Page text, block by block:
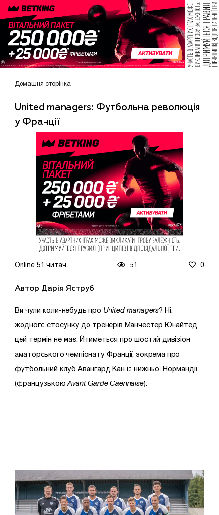
Домашня сторінка
United managers: Футбольна революція
у Франції
Online 51 читач 51 0
Автор Дарія Яструб
Ви чули коли-небудь про United managers? Ні,
жодного стосунку до тренерів Манчестер Юнайтед
цей термін не має. Йтиметься про шостий дивізіон
аматорського чемпіонату Франції, зокрема про
футбольний клуб Авангард Кан із нижньої Нормандії
(французькою Avant Garde Caennaise).